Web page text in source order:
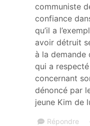
communiste
confiance
qu’il a
avoir détruit
à la demande
qui a
concernant
dénoncé par
jeune Kim de
Répondre